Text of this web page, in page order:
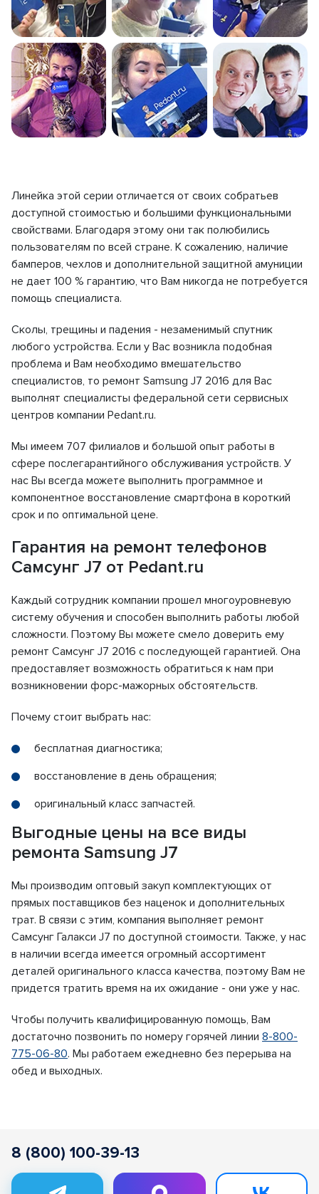
Линейка этой серии отличается от своих собратьев
доступной стоимостью и большими функциональными
свойствами. Благодаря этому они так полюбились
пользователям по всей стране. К сожалению, наличие
бамперов, чехлов и дополнительной защитной амуниции
не дает 100 % гарантию, что Вам никогда не потребуется
помощь специалиста.
Сколы, трещины и падения - незаменимый спутник
любого устройства. Если у Вас возникла подобная
проблема и Вам необходимо вмешательство
специалистов, то ремонт Samsung J7 2016 для Вас
выполнят специалисты федеральной сети сервисных
центров компании Pedant.ru.
Мы имеем 707 филиалов и большой опыт работы в
сфере послегарантийного обслуживания устройств. У
нас Вы всегда можете выполнить программное и
компонентное восстановление смартфона в короткий
срок и по оптимальной цене.
Гарантия на ремонт телефонов
Самсунг J7 от Pedant.ru
Каждый сотрудник компании прошел многоуровневую
систему обучения и способен выполнить работы любой
сложности. Поэтому Вы можете смело доверить ему
ремонт Самсунг J7 2016 с последующей гарантией. Она
предоставляет возможность обратиться к нам при
возникновении форс-мажорных обстоятельств.
Почему стоит выбрать нас:
бесплатная диагностика;
восстановление в день обращения;
оригинальный класс запчастей.
Выгодные цены на все виды
ремонта Samsung J7
Мы производим оптовый закуп комплектующих от
прямых поставщиков без наценок и дополнительных
трат. В связи с этим, компания выполняет ремонт
Самсунг Галакси J7 по доступной стоимости. Также, у нас
в наличии всегда имеется огромный ассортимент
деталей оригинального класса качества, поэтому Вам не
придется тратить время на их ожидание - они уже у нас.
Чтобы получить квалифицированную помощь, Вам
достаточно позвонить по номеру горячей линии 8-800-
775-06-80. Мы работаем ежедневно без перерыва на
обед и выходных.
8 (800) 100-39-13